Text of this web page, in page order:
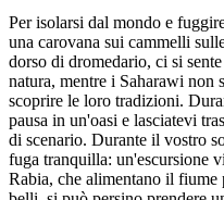
Per isolarsi dal mondo e
una carovana sui cammelli
dorso di dromedario, ci si
natura, mentre i Saharawi non
scoprire le loro tradizioni.
pausa in un'oasi e lasciatevi
di scenario. Durante il vostro
fuga tranquilla: un'escursione
Rabia, che alimentano il